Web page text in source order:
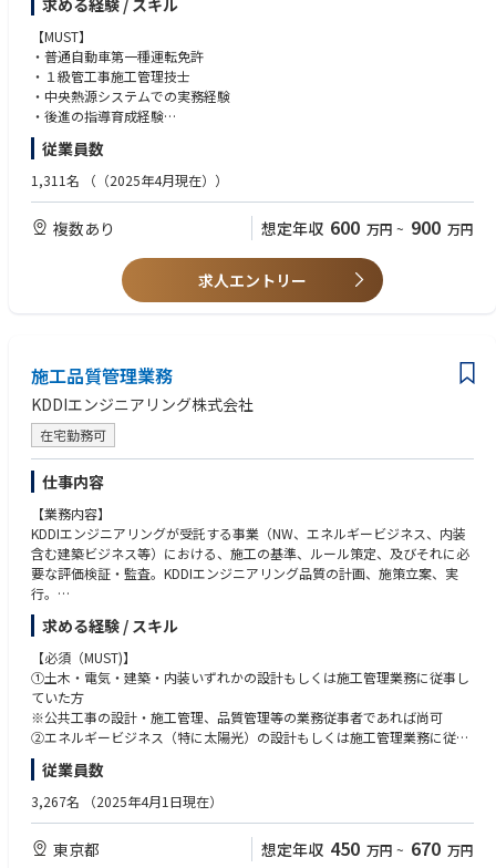
・社内の他部門及び協力会社と連携しながら施工現場を管理
・安全を第一に考え、高い品質を維持しながら、納期内に引き渡し
・後進の指導・育成
■補足
【工期】2週間程度が大半、長い案件で1か月程度（物件規模により変動あ
【案件規模】改修案件が大半のため300万以下が主
＼ダイキンエアテクノの業務ならではの魅力／
（１）スキルUP：空調世界No1ダイキングループ。現場力はもちろん、最
新のスキル・知識が身につきます！
（３）一貫フォロー：ZEB化から補助金申請までのサポート、空調クラウ
■教育制度
・入社後：必要に応じ研修あり（ダイキン工業研修所にての研修メニュー
あり）
※空調設備分野のご経験のない中途入社の方もこちらで研修を受け、ご活
躍されている方も多数
・上司指導の下、半期毎のアクションプランを作成し、キャリアUPや将来
の目標に向けた計画を確立
・賞与にも反映される人事評価でも、プランや目標に基づいた透明かつ適
切な評価
■働き方
・月残業30h程
・年休121日
・有給取得率86.8%
・夜勤：基本的に日中の対応で夜勤ほぼなし。夜勤は屋上での設置工事が
ある場合のみですが、夜勤での対応期間も2~3日程度。
求める経験 / スキル
【MUST】
・普通自動車第一種運転免許
・１級管工事施工管理技士
・中央熱源システムでの実務経験
・後進の指導育成経験
【WANT】
・その他関連資格をお持ちの方
・1級 or 2級電気工事施工管理技士
・現場代理人の経験
【求める人物像】
〇社員一人ひとりの成長の総和が会社の成長に繋がると考えています。
・まず「やってみよう」と挑戦する人
・謙虚に学ぶ人
〇客先、社内の他部門、協力会社と連携し円滑に仕事を進められる、コミ
ュニケーション力がある方。
従業員数
1,311名 （（2025年4月現在））
複数あり 想定年収 600 万円 ~ 900 万円
求人エントリー
施工品質管理業務
KDDIエンジニアリング株式会社
在宅勤務可
仕事内容
【業務内容】
KDDIエンジニアリングが受託する事業（NW、エネルギービジネス、内装
含む建築ビジネス等）における、施工の基準、ルール策定、及びそれに必
要な評価検証・監査。KDDIエンジニアリング品質の計画、施策立案、実
行。
【本ポジションの魅力】
当部署は、公共・民間工事など請負事業対応の基盤整備・支援する部門と
して、主に全社の品質管理、技術支援、指針・ガイドライン整備、成果・
納品物の品質向上を担当しています。今回募集するポジションでは、KDDI
エンジニアリングの全事業の品質向上に携わることができるため、やりが
いと成長を実感できる環境です。
【入社後のキャリアプラン】
入社後は、経験豊富な社員によるOJTや各種会議への陪席を通じて、技術
品質管理部の業務の全体の流れを理解していただきます。また、建設請負
工事に必要な知識を身につけるため、法定の安全研修も受講していただき
ます。具体的には、建設業法や労働安全衛生法（安衛法）などの関連知識
求める経験 / スキル
【必須（MUST)】
①土木・電気・建築・内装いずれかの設計もしくは施工管理業務に従事し
ていた方
※公共工事の設計・施工管理、品質管理等の業務従事者であれば尚可
②エネルギービジネス（特に太陽光）の設計もしくは施工管理業務に従事
していた方
（①→②が優先順位）
①土木・電気・建築・内装いずれかの品質管理経験
②オフィス等のソリューション経験(デザイン、設計、プロジェクト管理、
従業員数
3,267名 （2025年4月1日現在）
東京都 想定年収 450 万円 ~ 670 万円